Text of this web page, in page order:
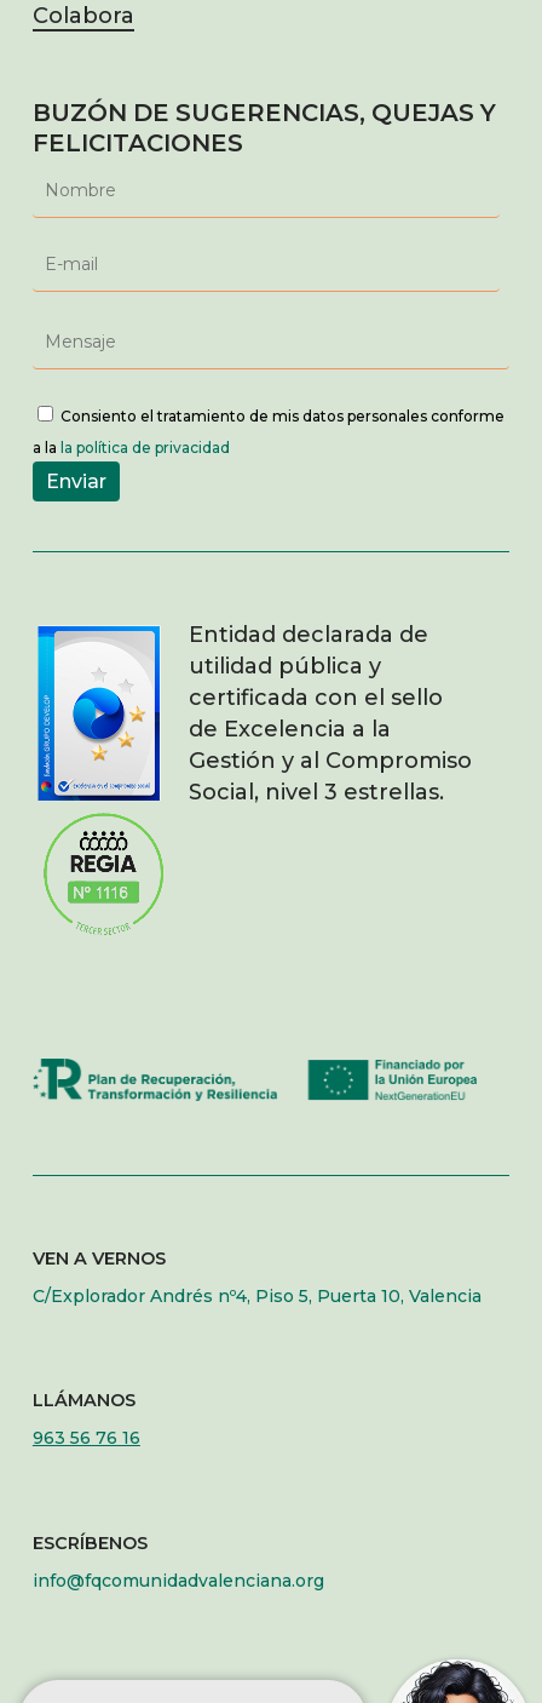
Colabora
BUZÓN DE SUGERENCIAS, QUEJAS Y
FELICITACIONES
Consiento el tratamiento de mis datos personales conforme
a la la política de privacidad
Entidad declarada de
utilidad pública y
certificada con el sello
de Excelencia a la
Gestión y al Compromiso
Social, nivel 3 estrellas.
VEN A VERNOS
C/Explorador Andrés nº4, Piso 5, Puerta 10, Valencia
LLÁMANOS
963 56 76 16
ESCRÍBENOS
info@fqcomunidadvalenciana.org